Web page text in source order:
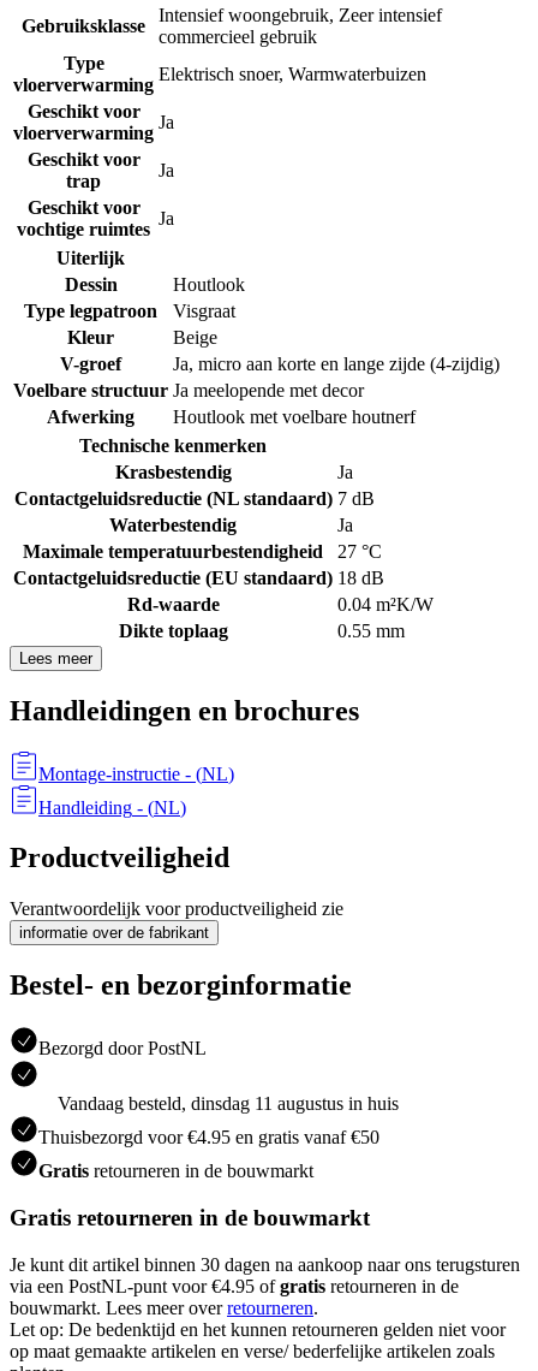
Gebruiksklasse
Intensief woongebruik, Zeer intensief
commercieel gebruik
Type
vloerverwarming
Elektrisch snoer, Warmwaterbuizen
Geschikt voor
vloerverwarming
Ja
Geschikt voor
trap
Ja
Geschikt voor
vochtige ruimtes
Ja
Uiterlijk
Dessin
Houtlook
Type legpatroon
Visgraat
Kleur
Beige
V-groef
Ja, micro aan korte en lange zijde (4-zijdig)
Voelbare structuur Ja meelopende met decor
Afwerking
Houtlook met voelbare houtnerf
Technische kenmerken
Krasbestendig
Ja
Contactgeluidsreductie (NL standaard) 7 dB
Waterbestendig
Ja
Maximale temperatuurbestendigheid
27 °C
Contactgeluidsreductie (EU standaard) 18 dB
Rd-waarde
0.04 m²K/W
Dikte toplaag
0.55 mm
Lees meer
Handleidingen en brochures
Montage-instructie - (NL)
Handleiding - (NL)
Productveiligheid
Verantwoordelijk voor productveiligheid zie
informatie over de fabrikant
Bestel- en bezorginformatie
Bezorgd door PostNL
Vandaag besteld, dinsdag 11 augustus in huis
Thuisbezorgd voor €4.95 en gratis vanaf €50
Gratis retourneren in de bouwmarkt
Gratis retourneren in de bouwmarkt
Je kunt dit artikel binnen 30 dagen na aankoop naar ons terugsturen
via een PostNL-punt voor €4.95 ofgratis retourneren in de
bouwmarkt. Lees meer overretourneren.
Let op: De bedenktijd en het kunnen retourneren gelden niet voor
op maat gemaakte artikelen en verse/ bederfelijke artikelen zoals